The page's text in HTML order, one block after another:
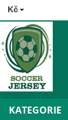
Kč
Contact
Tracking
KATEGORIE
Premier
League
La
Liga
Bundesliga